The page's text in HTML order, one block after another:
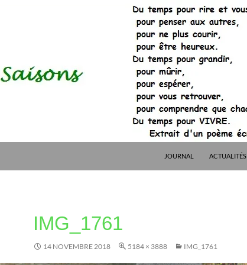
JOURNAL ACTUALITÉS
IMG_1761
14 NOVEMBRE 2018 5184 × 3888 IMG_1761